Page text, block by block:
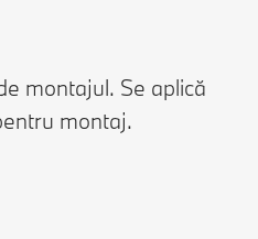
montajul. Se aplică
montaj.